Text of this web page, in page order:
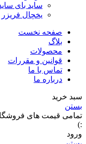
ساید بای
یخچال فریزر
صفحه نخست
بلاگ
محصولات
قوانین و مقررات
تماس با ما
درباره ما
سبد خرید
بستن
تمامی قیمت های
:)
ورود